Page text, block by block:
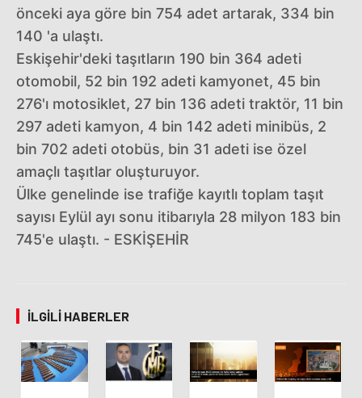
önceki aya göre bin 754 adet artarak, 334 bin
140 'a ulaştı.
Eskişehir'deki taşıtların 190 bin 364 adeti
otomobil, 52 bin 192 adeti kamyonet, 45 bin
276'ı motosiklet, 27 bin 136 adeti traktör, 11 bin
297 adeti kamyon, 4 bin 142 adeti minibüs, 2
bin 702 adeti otobüs, bin 31 adeti ise özel
amaçlı taşıtlar oluşturuyor.
Ülke genelinde ise trafiğe kayıtlı toplam taşıt
sayısı Eylül ayı sonu itibarıyla 28 milyon 183 bin
745'e ulaştı. - ESKİŞEHİR
İLGILI HABERLER